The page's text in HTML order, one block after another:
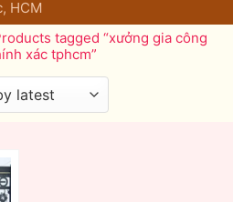
HCM
tagged “xưởng gia công
xác tphcm”